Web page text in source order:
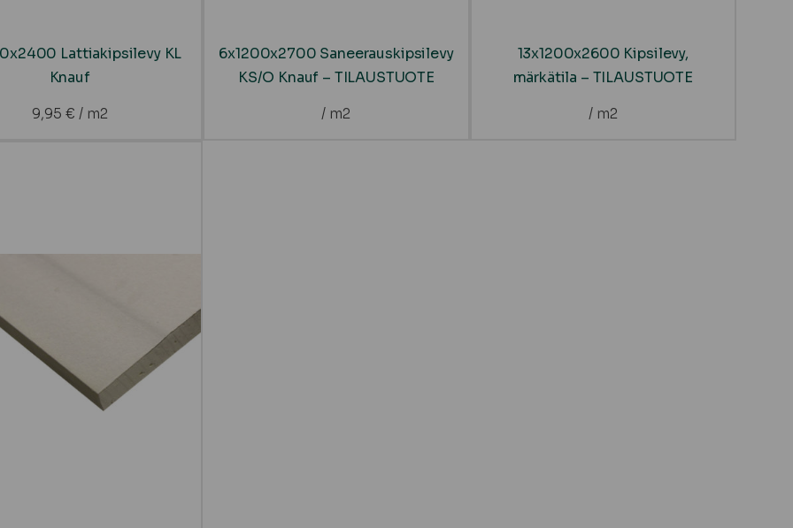
Lattiakipsilevy KL
Knauf
9,95 € / m2
6x1200x2700 Saneerauskipsilevy
KS/O Knauf – TILAUSTUOTE
/ m2
13x1200x2600 Kipsilevy,
märkätila – TILAUSTUOTE
/ m2